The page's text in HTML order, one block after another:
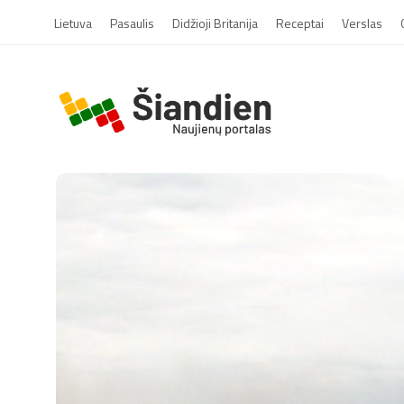
Lietuva Pasaulis Didžioji Britanija Receptai Verslas
S